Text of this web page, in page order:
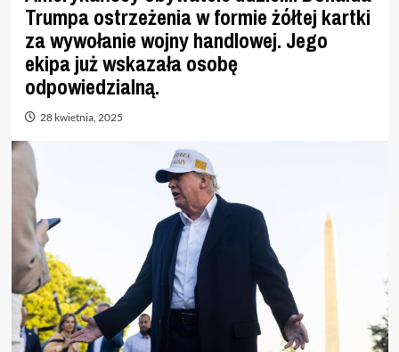
Trumpa ostrzeżenia w formie żółtej kartki
za wywołanie wojny handlowej. Jego
ekipa już wskazała osobę
odpowiedzialną.
28 kwietnia, 2025